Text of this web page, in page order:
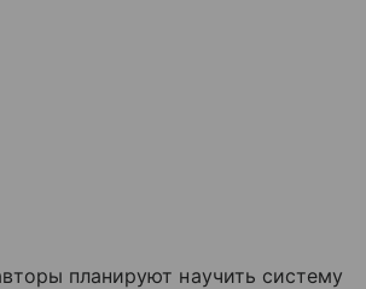
планируют научить систему